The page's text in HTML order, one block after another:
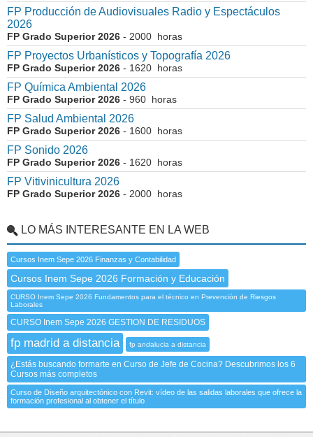
FP Producción de Audiovisuales Radio y Espectáculos
2026
FP Grado Superior 2026 - 2000 horas
FP Proyectos Urbanísticos y Topografía 2026
FP Grado Superior 2026 - 1620 horas
FP Química Ambiental 2026
FP Grado Superior 2026 - 960 horas
FP Salud Ambiental 2026
FP Grado Superior 2026 - 1600 horas
FP Sonido 2026
FP Grado Superior 2026 - 1620 horas
FP Vitivinicultura 2026
FP Grado Superior 2026 - 2000 horas
LO MÁS INTERESANTE EN LA WEB
Cursos Inem Sepe 2026 Finanzas y Contabilidad
Cursos Inem Sepe 2026 Formación y Educación
CURSO Inem Sepe 2026 Fundamentos para el técnico en Prevención de Riesgos
Laborales
CURSO Inem Sepe 2026 GESTION DE RESIDUOS
fp madrid a distancia fp andalucia a distancia
¿Estás buscando formarte en Curso de Jefe de Cocina? Descubrimos los 6
Cursos más completos
Curso de Diseño arquitectónico con Revit: vídeo de las salidas laborales que ofrece la
formación profesional al obtener el título